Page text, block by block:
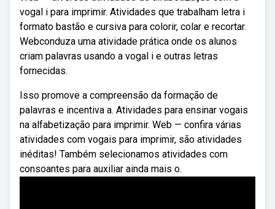
vogal i para imprimir. Atividades que trabalham letra i
formato bastão e cursiva para colorir, colar e recortar.
Webconduza uma atividade prática onde os alunos
criam palavras usando a vogal i e outras letras
fornecidas.
Isso promove a compreensão da formação de
palavras e incentiva a. Atividades para ensinar vogais
na alfabetização para imprimir. Web — confira várias
atividades com vogais para imprimir, são atividades
inéditas! Também selecionamos atividades com
consoantes para auxiliar ainda mais o.